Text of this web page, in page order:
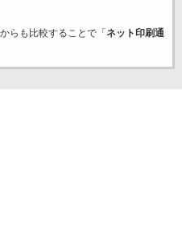
らも比較することで「 ネット印刷通